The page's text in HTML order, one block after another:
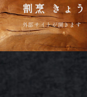
割烹 きょう
外部サイトが開きます